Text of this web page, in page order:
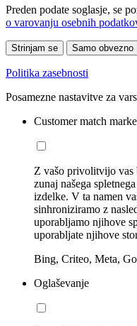
Preden podate soglasje, se
o varovanju osebnih
Strinjam se Samo obvezno
Politika zasebnosti
Posamezne nastavitve za
Customer match
Z vašo privolitvijo vas
zunaj našega
izdelke. V ta namen
sinhroniziramo z
uporabljamo njihove
uporabljate njihove
Bing, Criteo, Meta,
Oglaševanje